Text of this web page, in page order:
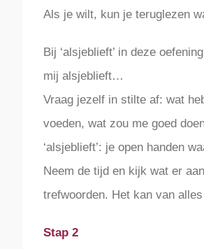
Als je wilt, kun je teruglezen
Bij ‘alsjeblieft’ in deze
mij alsjeblieft…
Vraag jezelf in stilte af: wat
voeden, wat zou me goed
‘alsjeblieft’: je open handen
Neem de tijd en kijk wat er
trefwoorden. Het kan van
Stap 2